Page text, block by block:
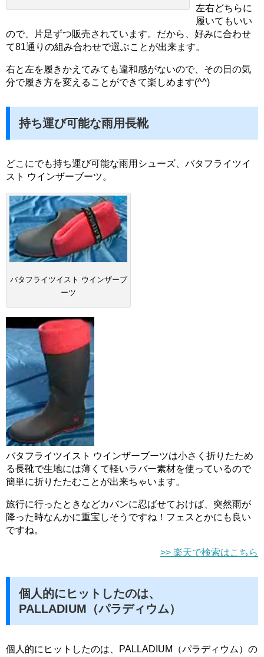
左右どちらに
履いてもいい
ので、片足ずつ販売されています。だから、好みに合わせ
て81通りの組み合わせで選ぶことが出来ます。
右と左を履きかえてみても違和感がないので、その日の気
分で履き方を変えることができて楽しめます(^^)
持ち運び可能な雨用長靴
どこにでも持ち運び可能な雨用シューズ、バタフライツイ
スト ウインザーブーツ。
バタフライツイスト ウインザーブ
ーツ
バタフライツイスト ウインザーブーツは小さく折りたため
る長靴で生地には薄くて軽いラバー素材を使っているので
簡単に折りたたむことが出来ちゃいます。
旅行に行ったときなどカバンに忍ばせておけば、突然雨が
降った時なんかに重宝しそうですね！フェスとかにも良い
ですね。
>> 楽天で検索はこちら
個人的にヒットしたのは、
PALLADIUM（パラディウム）
個人的にヒットしたのは、PALLADIUM（パラディウム）の